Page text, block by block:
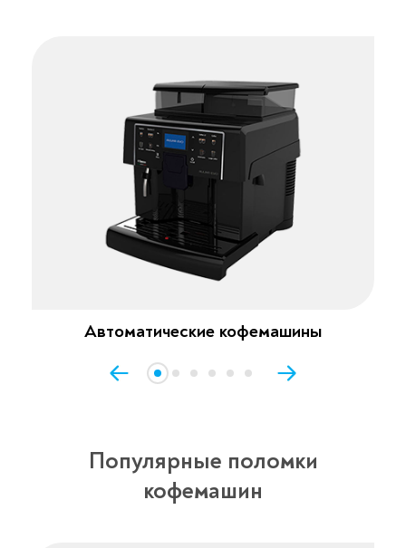
Автоматические кофемашины
Популярные поломки
кофемашин